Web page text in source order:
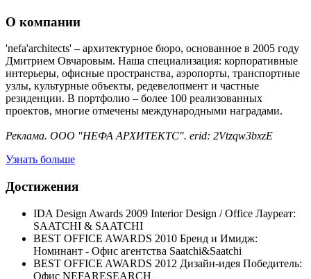
О компании
'nefa'architects' – архитектурное бюро, основанное в 2005 году
Дмитрием Овчаровым. Наша специализация: корпоративные
интерьеры, офисные пространства, аэропорты, транспортные
узлы, культурные объекты, редевелопмент и частные
резиденции. В портфолио – более 100 реализованных
проектов, многие отмечены международными наградами.
Реклама. ООО "НЕФА АРХИТЕКТС". erid: 2Vtzqw3bxzE
Узнать больше
Достижения
IDA Design Awards 2009 Interior Design / Office Лауреат:
SAATCHI & SAATCHI
BEST OFFICE AWARDS 2010 Бренд и Имидж:
Номинант - Офис агентства Saatchi&Saatchi
BEST OFFICE AWARDS 2012 Дизайн-идея Победитель:
Офис NEFARESEARCH